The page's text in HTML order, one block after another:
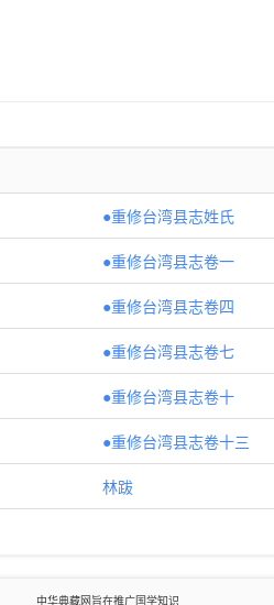
●重修台湾县志姓氏
●重修台湾县志卷一
●重修台湾县志卷四
●重修台湾县志卷七
●重修台湾县志卷十
●重修台湾县志卷十三
林跋
中华典藏网旨在推广国学知识